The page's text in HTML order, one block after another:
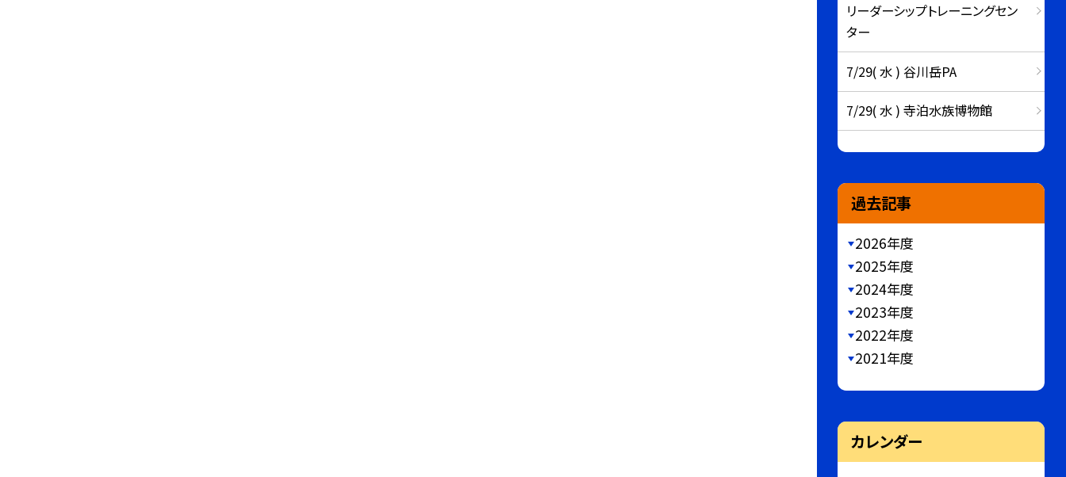
リーダーシップトレーニングセン
ター
7/29( 水 ) 谷川岳PA
7/29( 水 ) 寺泊水族博物館
過去記事
2026年度
2025年度
2024年度
2023年度
2022年度
2021年度
カレンダー